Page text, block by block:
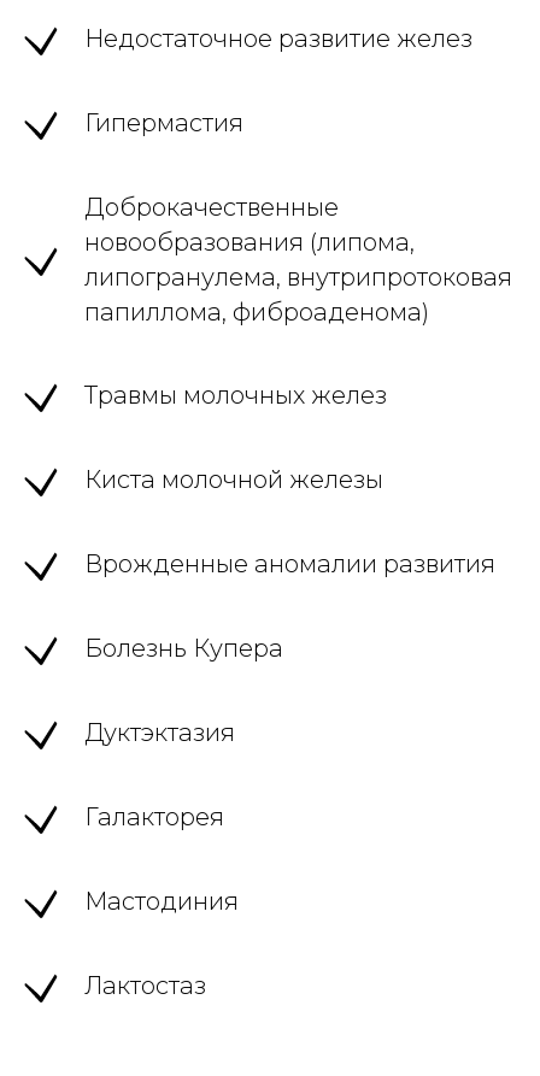
Недостаточное развитие желез
Гипермастия
Доброкачественные
новообразования (липома,
липогранулема, внутрипротоковая
папиллома, фиброаденома)
Травмы молочных желез
Киста молочной железы
Врожденные аномалии развития
Болезнь Купера
Дуктэктазия
Галакторея
Мастодиния
Лактостаз